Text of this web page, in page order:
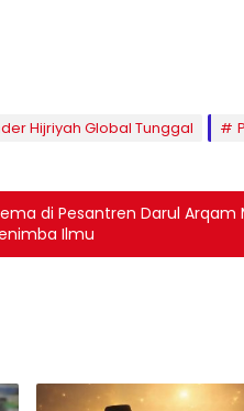
Hijriyah Global Tunggal
di Pesantren Darul Arqam
Ilmu